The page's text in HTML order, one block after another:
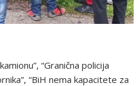
“Granična policija
“BiH nema kapacitete za